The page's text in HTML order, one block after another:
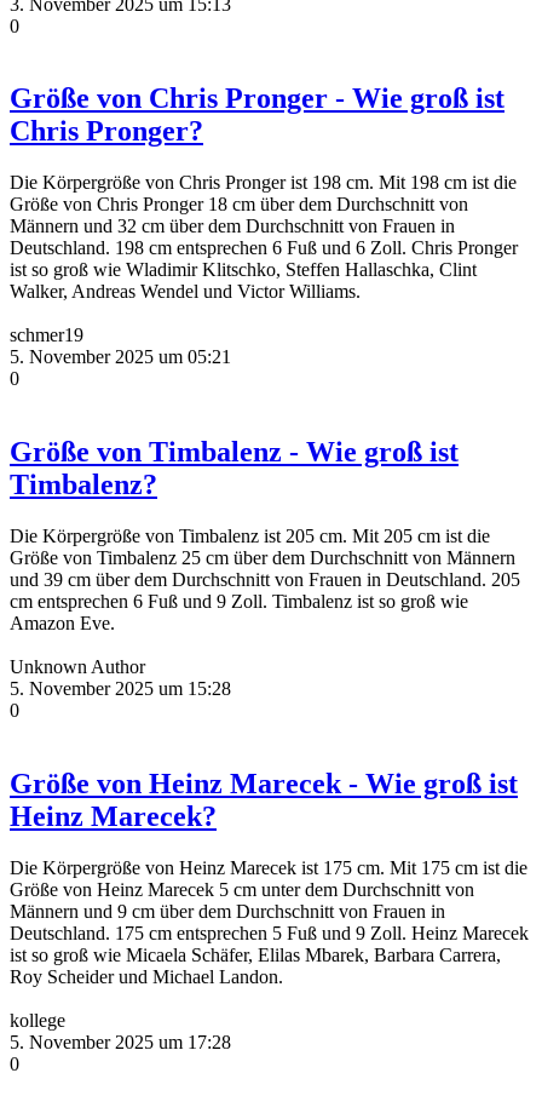
0
Größe von Chris Pronger - Wie groß ist
Chris Pronger?
Die Körpergröße von Chris Pronger ist 198 cm. Mit 198 cm ist die
Größe von Chris Pronger 18 cm über dem Durchschnitt von
Männern und 32 cm über dem Durchschnitt von Frauen in
Deutschland. 198 cm entsprechen 6 Fuß und 6 Zoll. Chris Pronger
ist so groß wie Wladimir Klitschko, Steffen Hallaschka, Clint
Walker, Andreas Wendel und Victor Williams.
schmer19
5. November 2025 um 05:21
0
Größe von Timbalenz - Wie groß ist
Timbalenz?
Die Körpergröße von Timbalenz ist 205 cm. Mit 205 cm ist die
Größe von Timbalenz 25 cm über dem Durchschnitt von Männern
und 39 cm über dem Durchschnitt von Frauen in Deutschland. 205
cm entsprechen 6 Fuß und 9 Zoll. Timbalenz ist so groß wie
Amazon Eve.
Unknown Author
5. November 2025 um 15:28
0
Größe von Heinz Marecek - Wie groß ist
Heinz Marecek?
Die Körpergröße von Heinz Marecek ist 175 cm. Mit 175 cm ist die
Größe von Heinz Marecek 5 cm unter dem Durchschnitt von
Männern und 9 cm über dem Durchschnitt von Frauen in
Deutschland. 175 cm entsprechen 5 Fuß und 9 Zoll. Heinz Marecek
ist so groß wie Micaela Schäfer, Elilas Mbarek, Barbara Carrera,
Roy Scheider und Michael Landon.
kollege
5. November 2025 um 17:28
0